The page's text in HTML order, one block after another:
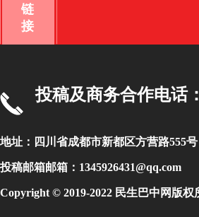
链
接
投稿及商务合作电话
地址：四川省成都市新都区方营
投稿邮箱邮箱：1345926431@qq.com
Copyright © 2019-2022 民生巴中网版